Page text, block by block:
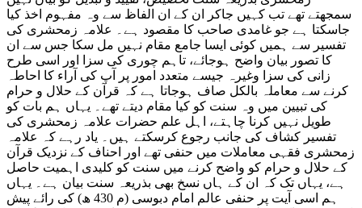
سمجھتے تھے تب کہیں جاکر ان کے ان الفاظ سے وہ مفہوم اخذ کیا
جاسکتا ہے جو غامدی صاحب کا مقصود ہے۔ علامہ زمحشری کی
تفسیر سے ہمیں کوئی ایسا جامع مقام نہیں مل سکا جس سے ان
کا تصور بیان واضح ہوجائے، تاہم چوری کی سزا اور اسی طرح
زانی کی سزا وغیرہ جیسے متعدد امور پر آپ کی آراء کا احاطہ
کرنے سے معاملہ بالکل صاف ہوجاتا ہے کہ قرآن کے حلال و حرام
کی تبیین میں وہ سنت کو کیا مقام دیتے تھے۔ یہاں ہم بات کو
طویل نہیں کرنا چاہتے، اہل علم حضرات علامہ زمحشری کی
تفسیر کشاف کی جانب رجوع کرسکتے ہیں۔ یاد رہے کہ علامہ
زمحشری فقہی معاملات میں حنفی تھے اور احناف کے نزدیک قرآن
کے حلال و حرام کو واضح کرنے میں سنت کو کلیدی اہمیت حاصل
ہے، یہاں تک کہ ان کے ہاں نسخ بھی بذریعہ سنت بیان ہے۔ یہاں
ہم اسی آیت پر حنفی عالم امام دبوسی (م 430 ھ) کی رائے پیش